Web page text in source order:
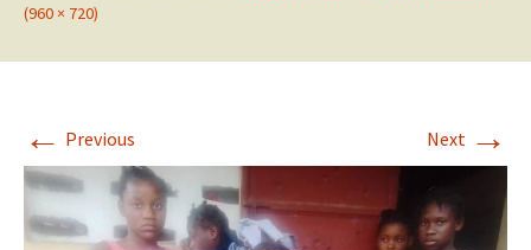
(960 × 720)
← Previous Next →